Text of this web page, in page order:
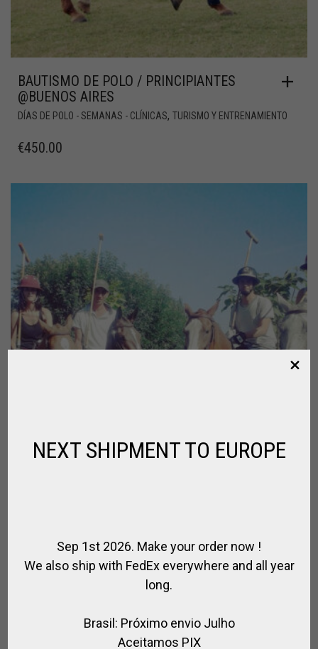
BAUTISMO DE POLO / PRINCIPIANTES
@BUENOS AIRES
DÍAS DE POLO - SEMANAS - CLÍNICAS, TURISMO Y ENTRENAMIENTO
€450.00
DÍAS DE POLO - SEMANAS - CLÍNICAS, TURISMO Y ENTRENAMIENTO
NEXT SHIPMENT TO EUROPE
Sep 1st 2026. Make your order now !
We also ship with FedEx everywhere and all year
long.
Brasil: Próximo envio Julho
Aceitamos PIX